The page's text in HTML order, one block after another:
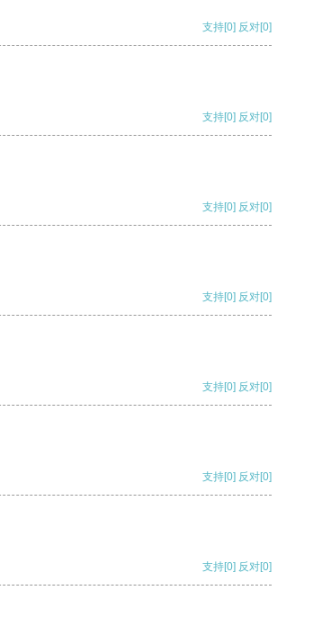
支持[0] 反对[0]
支持[0] 反对[0]
支持[0] 反对[0]
支持[0] 反对[0]
支持[0] 反对[0]
支持[0] 反对[0]
支持[0] 反对[0]